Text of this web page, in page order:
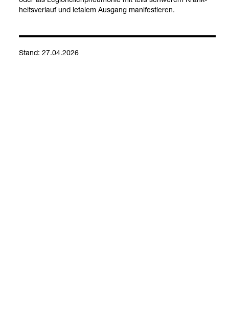
heits­ver­lauf und leta­lem Aus­gang mani­fes­tie­ren.
Stand: 27.04.2026